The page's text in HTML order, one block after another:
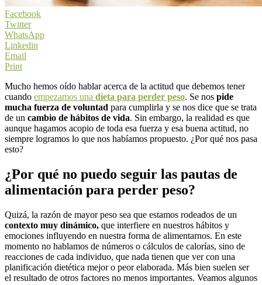
Facebook
Twitter
WhatsApp
Linkedin
Email
Print
Mucho hemos oído hablar acerca de la actitud que debemos tener
cuando empezamos una dieta para perder peso. Se nos pide
mucha fuerza de voluntad para cumplirla y se nos dice que se trata
de un cambio de hábitos de vida. Sin embargo, la realidad es que
aunque hagamos acopio de toda esa fuerza y esa buena actitud, no
siempre logramos lo que nos habíamos propuesto. ¿Por qué nos pasa
esto?
¿Por qué no puedo seguir las pautas de
alimentación para perder peso?
Quizá, la razón de mayor peso sea que estamos rodeados de un
contexto muy dinámico, que interfiere en nuestros hábitos y
emociones influyendo en nuestra forma de alimentarnos. En este
momento no hablamos de números o cálculos de calorías, sino de
reacciones de cada individuo, que nada tienen que ver con una
planificación dietética mejor o peor elaborada. Más bien suelen ser
el resultado de otros factores no menos importantes. Veamos algunos